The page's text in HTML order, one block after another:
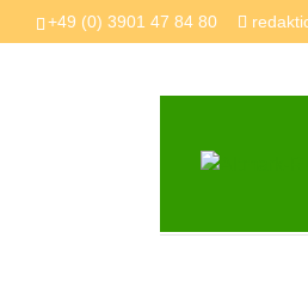
+49 (0) 3901 47 84 80